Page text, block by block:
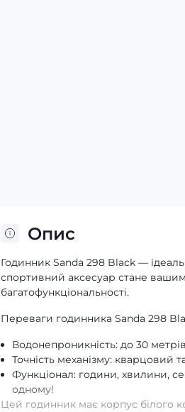
Опис
Годинник Sanda 298 Black —
спортивний аксесуар стане
багатофункціональності.
Переваги годинника Sanda 298
Водонепроникність: до 30
Точність механізму: кварцовий
Функціонал: години, хвилини,
одному!
Цей годинник має корпус білого